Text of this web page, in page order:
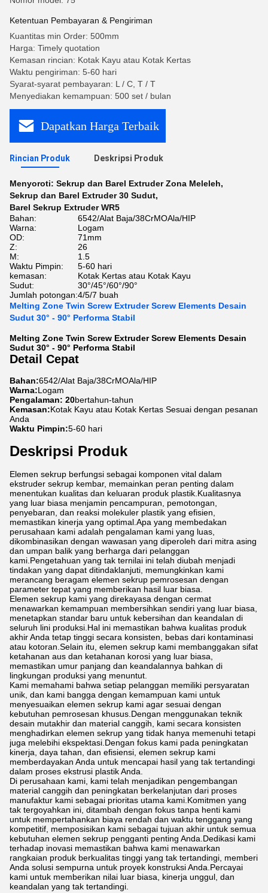
Ketentuan Pembayaran & Pengiriman
Kuantitas min Order: 500mm
Harga: Timely quotation
Kemasan rincian: Kotak Kayu atau Kotak Kertas
Waktu pengiriman: 5-60 hari
Syarat-syarat pembayaran: L / C, T / T
Menyediakan kemampuan: 500 set / bulan
Dapatkan Harga Terbaik
Rincian Produk Deskripsi Produk
Menyoroti: Sekrup dan Barel Extruder Zona Meleleh,
Sekrup dan Barel Extruder 30 Sudut,
Barel Sekrup Extruder WR5
Bahan:
6542/Alat Baja/38CrMOAla/HIP
Warna:
Logam
OD:
71mm
Z:
26
M:
1.5
Waktu Pimpin:
5-60 hari
kemasan:
Kotak Kertas atau Kotak Kayu
Sudut:
30°/45°/60°/90°
Jumlah potongan:4/5/7 buah
Melting Zone Twin Screw Extruder Screw Elements Desain
Sudut 30° - 90° Performa Stabil
Melting Zone Twin Screw Extruder Screw Elements Desain
Sudut 30° - 90° Performa Stabil
Detail Cepat
Bahan:6542/Alat Baja/38CrMOAla/HIP
Warna:Logam
Pengalaman: 20bertahun-tahun
Kemasan:Kotak Kayu atau Kotak Kertas Sesuai dengan pesanan
Anda
Waktu Pimpin:5-60 hari
Deskripsi Produk
Elemen sekrup berfungsi sebagai komponen vital dalam
ekstruder sekrup kembar, memainkan peran penting dalam
menentukan kualitas dan keluaran produk plastik.Kualitasnya
yang luar biasa menjamin pencampuran, pemotongan,
penyebaran, dan reaksi molekuler plastik yang efisien,
memastikan kinerja yang optimal.Apa yang membedakan
perusahaan kami adalah pengalaman kami yang luas,
dikombinasikan dengan wawasan yang diperoleh dari mitra asing
dan umpan balik yang berharga dari pelanggan
kami.Pengetahuan yang tak ternilai ini telah diubah menjadi
tindakan yang dapat ditindaklanjuti, memungkinkan kami
merancang beragam elemen sekrup pemrosesan dengan
parameter tepat yang memberikan hasil luar biasa.
Elemen sekrup kami yang direkayasa dengan cermat
menawarkan kemampuan membersihkan sendiri yang luar biasa,
menetapkan standar baru untuk kebersihan dan keandalan di
seluruh lini produksi.Hal ini memastikan bahwa kualitas produk
akhir Anda tetap tinggi secara konsisten, bebas dari kontaminasi
atau kotoran.Selain itu, elemen sekrup kami membanggakan sifat
ketahanan aus dan ketahanan korosi yang luar biasa,
memastikan umur panjang dan keandalannya bahkan di
lingkungan produksi yang menuntut.
Kami memahami bahwa setiap pelanggan memiliki persyaratan
unik, dan kami bangga dengan kemampuan kami untuk
menyesuaikan elemen sekrup kami agar sesuai dengan
kebutuhan pemrosesan khusus.Dengan menggunakan teknik
desain mutakhir dan material canggih, kami secara konsisten
menghadirkan elemen sekrup yang tidak hanya memenuhi tetapi
juga melebihi ekspektasi.Dengan fokus kami pada peningkatan
kinerja, daya tahan, dan efisiensi, elemen sekrup kami
memberdayakan Anda untuk mencapai hasil yang tak tertandingi
dalam proses ekstrusi plastik Anda.
Di perusahaan kami, kami telah menjadikan pengembangan
material canggih dan peningkatan berkelanjutan dari proses
manufaktur kami sebagai prioritas utama kami.Komitmen yang
tak tergoyahkan ini, ditambah dengan fokus tanpa henti kami
untuk mempertahankan biaya rendah dan waktu tenggang yang
kompetitif, memposisikan kami sebagai tujuan akhir untuk semua
kebutuhan elemen sekrup pengganti penting Anda.Dedikasi kami
terhadap inovasi memastikan bahwa kami menawarkan
rangkaian produk berkualitas tinggi yang tak tertandingi, memberi
Anda solusi sempurna untuk proyek konstruksi Anda.Percayai
kami untuk memberikan nilai luar biasa, kinerja unggul, dan
keandalan yang tak tertandingi.